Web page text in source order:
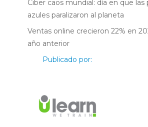
Ciber caos mundial: día en que las
azules paralizaron al planeta
Ventas online crecieron 22% en
año anterior
Publicado por: